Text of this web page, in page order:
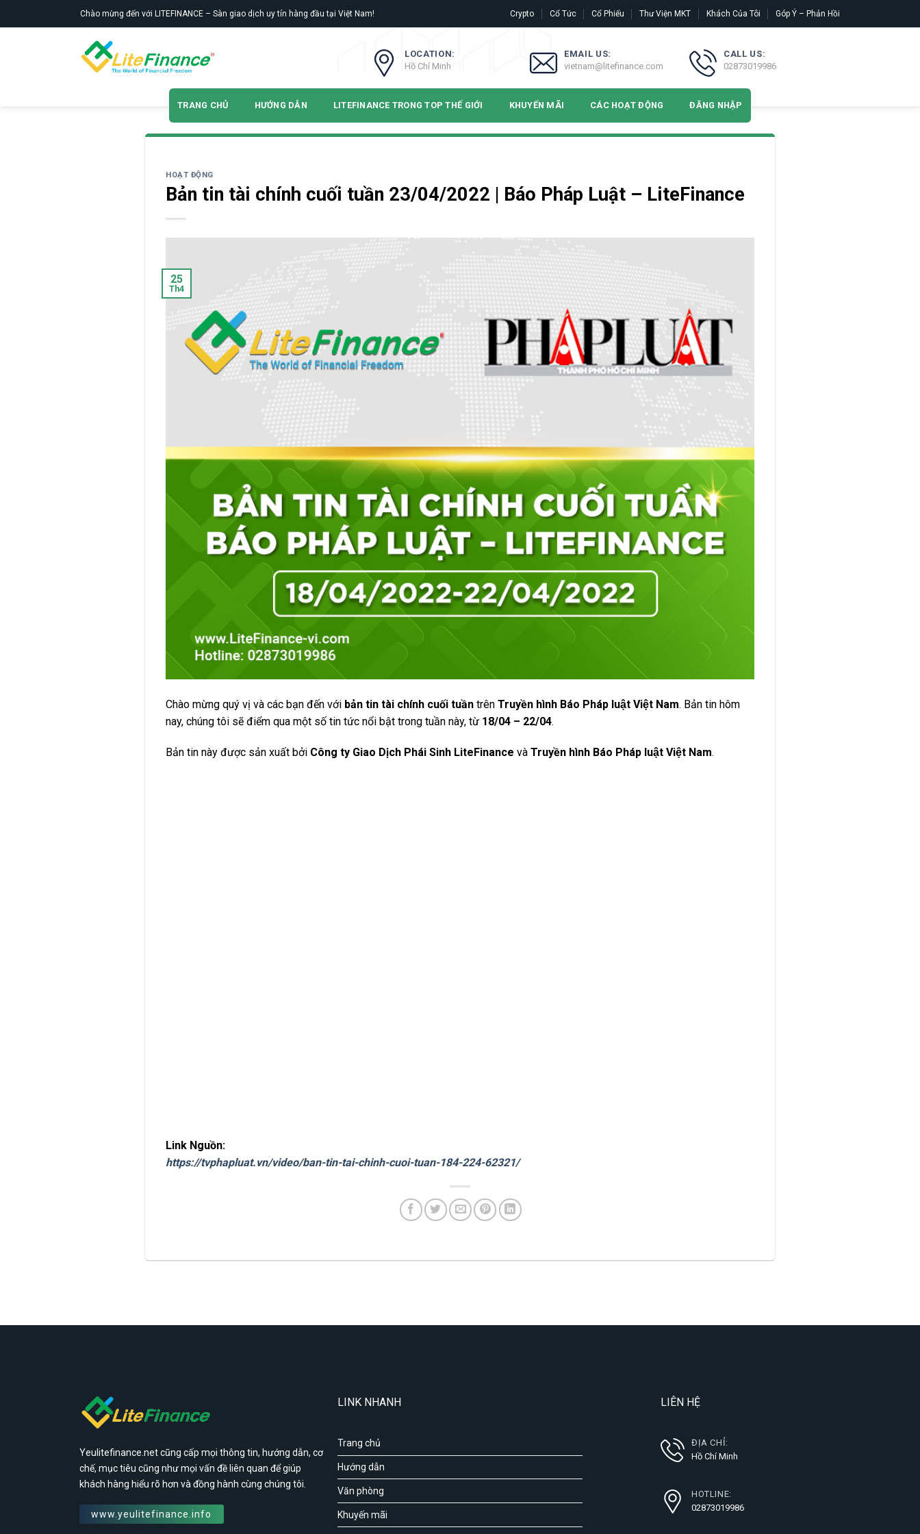
to
Chào mừng đến với LITEFINANCE – Sàn giao dịch uy tín hàng đầu tại Việt Nam! Crypto Cổ Tức Cổ Phiếu Thư Viện MKT Khách Của Tôi Góp Ý – Phản Hồi
LOCATION:
Hồ Chí Minh
EMAIL US:
vietnam@litefinance.com
CALL US:
02873019986
TRANG CHỦ HƯỚNG DẪN LITEFINANCE TRONG TOP THẾ GIỚI KHUYẾN MÃI CÁC HOẠT ĐỘNG ĐĂNG NHẬP
HOẠT ĐỘNG
Bản tin tài chính cuối tuần 23/04/2022 | Báo Pháp Luật – LiteFinance
25
Th4
Chào mừng quý vị và các bạn đến với bản tin tài chính cuối tuần trên Truyền hình Báo Pháp luật Việt Nam. Bản tin hôm
nay, chúng tôi sẽ điểm qua một số tin tức nổi bật trong tuần này, từ 18/04 – 22/04.
Bản tin này được sản xuất bởi Công ty Giao Dịch Phái Sinh LiteFinance và Truyền hình Báo Pháp luật Việt Nam.
Link Nguồn:
https://tvphapluat.vn/video/ban-tin-tai-chinh-cuoi-tuan-184-224-62321/
Yeulitefinance.net cũng cấp mọi thông tin, hướng dẫn, cơ
chế, mục tiêu cũng như mọi vấn đề liên quan để giúp
khách hàng hiểu rõ hơn và đồng hành cùng chúng tôi.
www.yeulitefinance.info
LINK NHANH
Trang chủ
Hướng dẫn
Văn phòng
Khuyến mãi
LIÊN HỆ
ĐỊA CHỈ:
Hồ Chí Minh
HOTLINE:
02873019986